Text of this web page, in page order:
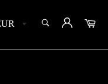
SEARCH
Search